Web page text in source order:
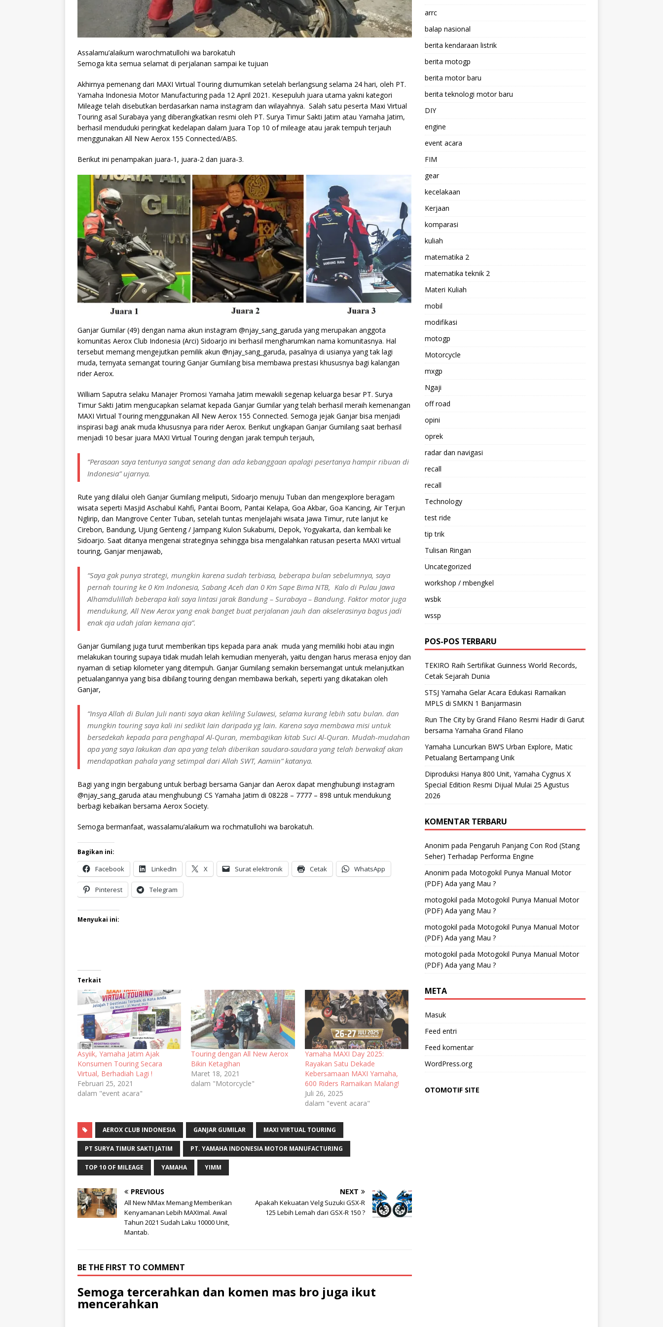
Assalamu’alaikum warochmatullohi wa barokatuh
Semoga kita semua selamat di perjalanan sampai ke tujuan
Akhirnya pemenang dari MAXI Virtual Touring diumumkan setelah berlangsung selama 24 hari, oleh PT.
Yamaha Indonesia Motor Manufacturing pada 12 April 2021. Kesepuluh juara utama yakni kategori
Mileage telah disebutkan berdasarkan nama instagram dan wilayahnya. Salah satu peserta Maxi Virtual
Touring asal Surabaya yang diberangkatkan resmi oleh PT. Surya Timur Sakti Jatim atau Yamaha Jatim,
berhasil menduduki peringkat kedelapan dalam Juara Top 10 of mileage atau jarak tempuh terjauh
menggunakan All New Aerox 155 Connected/ABS.
Berikut ini penampakan juara-1, juara-2 dan juara-3.
Ganjar Gumilar (49) dengan nama akun instagram @njay_sang_garuda yang merupakan anggota
komunitas Aerox Club Indonesia (Arci) Sidoarjo ini berhasil mengharumkan nama komunitasnya. Hal
tersebut memang mengejutkan pemilik akun @njay_sang_garuda, pasalnya di usianya yang tak lagi
muda, ternyata semangat touring Ganjar Gumilang bisa membawa prestasi khususnya bagi kalangan
rider Aerox.
William Saputra selaku Manajer Promosi Yamaha Jatim mewakili segenap keluarga besar PT. Surya
Timur Sakti Jatim mengucapkan selamat kepada Ganjar Gumilar yang telah berhasil meraih kemenangan
MAXI Virtual Touring menggunakan All New Aerox 155 Connected. Semoga jejak Ganjar bisa menjadi
inspirasi bagi anak muda khususnya para rider Aerox. Berikut ungkapan Ganjar Gumilang saat berhasil
menjadi 10 besar juara MAXI Virtual Touring dengan jarak tempuh terjauh,
“Perasaan saya tentunya sangat senang dan ada kebanggaan apalagi pesertanya hampir ribuan di
Indonesia” ujarnya.
Rute yang dilalui oleh Ganjar Gumilang meliputi, Sidoarjo menuju Tuban dan mengexplore beragam
wisata seperti Masjid Aschabul Kahfi, Pantai Boom, Pantai Kelapa, Goa Akbar, Goa Kancing, Air Terjun
Nglirip, dan Mangrove Center Tuban, setelah tuntas menjelajahi wisata Jawa Timur, rute lanjut ke
Cirebon, Bandung, Ujung Genteng / Jampang Kulon Sukabumi, Depok, Yogyakarta, dan kembali ke
Sidoarjo. Saat ditanya mengenai strateginya sehingga bisa mengalahkan ratusan peserta MAXI virtual
touring, Ganjar menjawab,
“Saya gak punya strategi, mungkin karena sudah terbiasa, beberapa bulan sebelumnya, saya
pernah touring ke 0 Km Indonesia, Sabang Aceh dan 0 Km Sape Bima NTB, Kalo di Pulau Jawa
Alhamdulillah beberapa kali saya lintasi jarak Bandung – Surabaya – Bandung. Faktor motor juga
mendukung, All New Aerox yang enak banget buat perjalanan jauh dan akselerasinya bagus jadi
enak aja udah jalan kemana aja”.
Ganjar Gumilang juga turut memberikan tips kepada para anak muda yang memiliki hobi atau ingin
melakukan touring supaya tidak mudah lelah kemudian menyerah, yaitu dengan harus merasa enjoy dan
nyaman di setiap kilometer yang ditempuh. Ganjar Gumilang semakin bersemangat untuk melanjutkan
petualangannya yang bisa dibilang touring dengan membawa berkah, seperti yang dikatakan oleh
Ganjar,
“Insya Allah di Bulan Juli nanti saya akan keliling Sulawesi, selama kurang lebih satu bulan. dan
mungkin touring saya kali ini sedikit lain daripada yg lain. Karena saya membawa misi untuk
bersedekah kepada para penghapal Al-Quran, membagikan kitab Suci Al-Quran. Mudah-mudahan
apa yang saya lakukan dan apa yang telah diberikan saudara-saudara yang telah berwakaf akan
mendapatkan pahala yang setimpal dari Allah SWT, Aamiin” katanya.
Bagi yang ingin bergabung untuk berbagi bersama Ganjar dan Aerox dapat menghubungi instagram
@njay_sang_garuda atau menghubungi CS Yamaha Jatim di 08228 – 7777 – 898 untuk mendukung
berbagi kebaikan bersama Aerox Society.
Semoga bermanfaat, wassalamu’alaikum wa rochmatullohi wa barokatuh.
Bagikan ini:
Facebook LinkedIn X Surat elektronik Cetak WhatsApp
Pinterest Telegram
Menyukai ini:
Terkait
Asyiik, Yamaha Jatim Ajak
Konsumen Touring Secara
Virtual, Berhadiah Lagi !
Februari 25, 2021
dalam "event acara"
Touring dengan All New Aerox
Bikin Ketagihan
Maret 18, 2021
dalam "Motorcycle"
Yamaha MAXI Day 2025:
Rayakan Satu Dekade
Kebersamaan MAXI Yamaha,
600 Riders Ramaikan Malang!
Juli 26, 2025
dalam "event acara"
AEROX CLUB INDONESIA GANJAR GUMILAR MAXI VIRTUAL TOURING
PT SURYA TIMUR SAKTI JATIM PT. YAMAHA INDONESIA MOTOR MANUFACTURING
TOP 10 OF MILEAGE YAMAHA YIMM
PREVIOUS
All New NMax Memang Memberikan
Kenyamanan Lebih MAXImal. Awal
Tahun 2021 Sudah Laku 10000 Unit,
Mantab.
NEXT
Apakah Kekuatan Velg Suzuki GSX-R
125 Lebih Lemah dari GSX-R 150 ?
BE THE FIRST TO COMMENT
Semoga tercerahkan dan komen mas bro juga ikut
mencerahkan
arrc
balap nasional
berita kendaraan listrik
berita motogp
berita motor baru
berita teknologi motor baru
DIY
engine
event acara
FIM
gear
kecelakaan
Kerjaan
komparasi
kuliah
matematika 2
matematika teknik 2
Materi Kuliah
mobil
modifikasi
motogp
Motorcycle
mxgp
Ngaji
off road
opini
oprek
radar dan navigasi
recall
recall
Technology
test ride
tip trik
Tulisan Ringan
Uncategorized
workshop / mbengkel
wsbk
wssp
POS-POS TERBARU
TEKIRO Raih Sertifikat Guinness World Records,
Cetak Sejarah Dunia
STSJ Yamaha Gelar Acara Edukasi Ramaikan
MPLS di SMKN 1 Banjarmasin
Run The City by Grand Filano Resmi Hadir di Garut
bersama Yamaha Grand Filano
Yamaha Luncurkan BW’S Urban Explore, Matic
Petualang Bertampang Unik
Diproduksi Hanya 800 Unit, Yamaha Cygnus X
Special Edition Resmi Dijual Mulai 25 Agustus
2026
KOMENTAR TERBARU
Anonim pada Pengaruh Panjang Con Rod (Stang
Seher) Terhadap Performa Engine
Anonim pada Motogokil Punya Manual Motor
(PDF) Ada yang Mau ?
motogokil pada Motogokil Punya Manual Motor
(PDF) Ada yang Mau ?
motogokil pada Motogokil Punya Manual Motor
(PDF) Ada yang Mau ?
motogokil pada Motogokil Punya Manual Motor
(PDF) Ada yang Mau ?
META
Masuk
Feed entri
Feed komentar
WordPress.org
OTOMOTIF SITE